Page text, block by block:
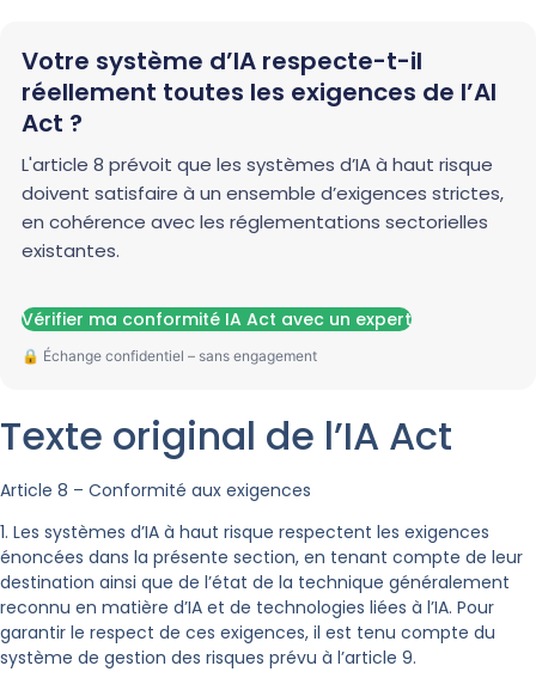
Votre système d’IA respecte-t-il
réellement toutes les exigences de l’AI
Act ?
L'article 8 prévoit que les systèmes d’IA à haut risque
doivent satisfaire à un ensemble d’exigences strictes,
en cohérence avec les réglementations sectorielles
existantes.
Vérifier ma conformité IA Act avec un expert
Texte original de l’IA Act
Article 8 – Conformité aux exigences
1. Les systèmes d’IA à haut risque respectent les exigences
énoncées dans la présente section, en tenant compte de leur
destination ainsi que de l’état de la technique généralement
reconnu en matière d’IA et de technologies liées à l’IA. Pour
garantir le respect de ces exigences, il est tenu compte du
système de gestion des risques prévu à l’article 9.